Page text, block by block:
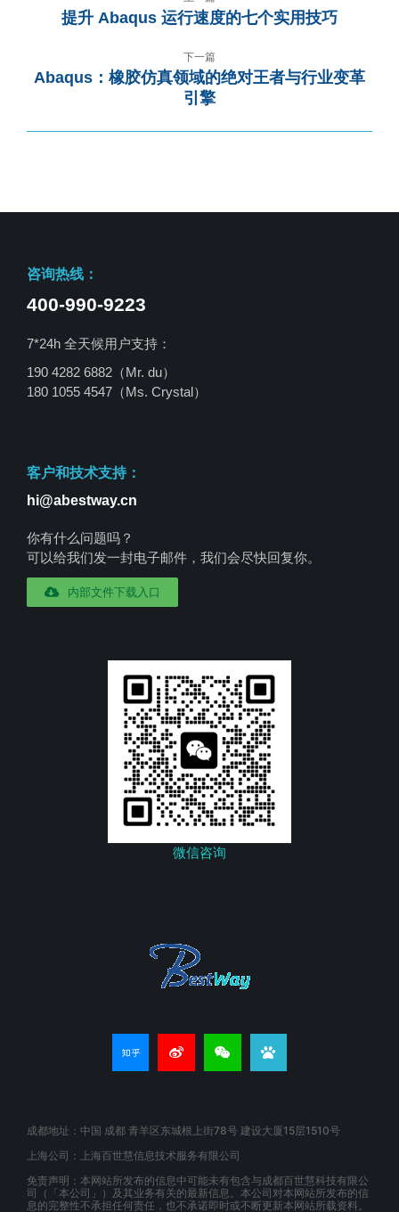
提升 Abaqus 运行速度的七个实用技巧
下一篇
Abaqus：橡胶仿真领域的绝对王者与行业变革
引擎
咨询热线：
400-990-9223
7*24h 全天候用户支持：
190 4282 6882（Mr. du）
180 1055 4547 （Ms. Crystal）
客户和技术支持：
hi@abestway.cn
你有什么问题吗？
可以给我们发一封电子邮件，我们会尽快回复你。
内部文件下载入口
微信咨询
成都地址：中国 成都 青羊区东城根上街78号 建设大厦15层1510号
上海公司：上海百世慧信息技术服务有限公司
免责声明：本网站所发布的信息中可能未有包含与成都百世慧科技有限公
司（「本公司」）及其业务有关的最新信息。本公司对本网站所发布的信
息的完整性不承担任何责任，也不承诺即时或不断更新本网站所载资料。